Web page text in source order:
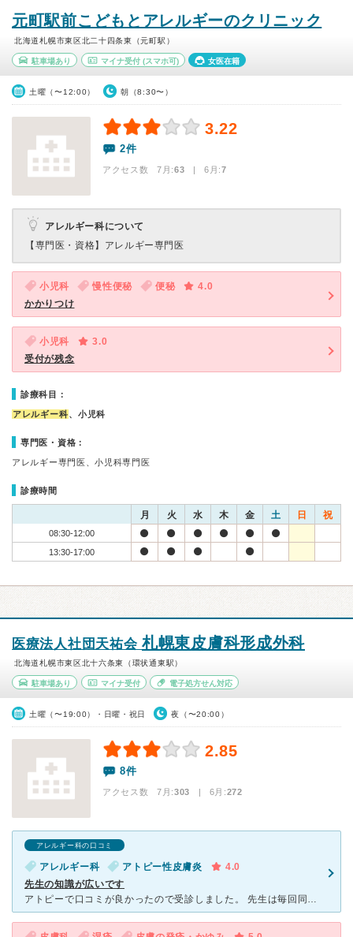
元町駅前こどもとアレルギーのクリニック
北海道札幌市東区北二十四条東（元町駅）
駐車場あり マイナ受付(スマホ可) 女医在籍
土曜（〜12:00） 朝（8:30〜）
3.22
2件
アクセス数 7月:63 | 6月:7
アレルギー科について
【専門医・資格】 アレルギー専門医
小児科 慢性便秘 便秘
4.0
かかりつけ
小児科
3.0
受付が残念
診療科目：
アレルギー科、小児科
専門医・資格：
アレルギー専門医、小児科専門医
診療時間
月 火 水 木 金 土 日 祝
08:30-12:00
13:30-17:00
医療法人社団天祐会 札幌東皮膚科形成外科
北海道札幌市東区北十六条東（環状通東駅）
駐車場あり マイナ受付 電子処方せん対応
土曜（〜19:00）・日曜・祝日 夜（〜20:00）
2.85
8件
アクセス数 7月:303 | 6月:272
アレルギー科の口コミ
アレルギー科 アトピー性皮膚炎
4.0
先生の知識が広いです
アトピーで口コミが良かったので受診しました。 先生は毎回同じではありませんが、どの先生も知識が豊富で治療の段階を丁寧に説明してくださります。 「次回からはこの薬にします。」「まだこの治療は早いです